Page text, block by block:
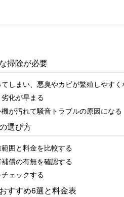
掃除が必要
しまい、悪臭やカビが繁殖しやすく
化が早まる
が汚れて騒音トラブルの原因になる
選び方
囲と料金を比較する
償の有無を確認する
ェックする
すすめ6選と料金表